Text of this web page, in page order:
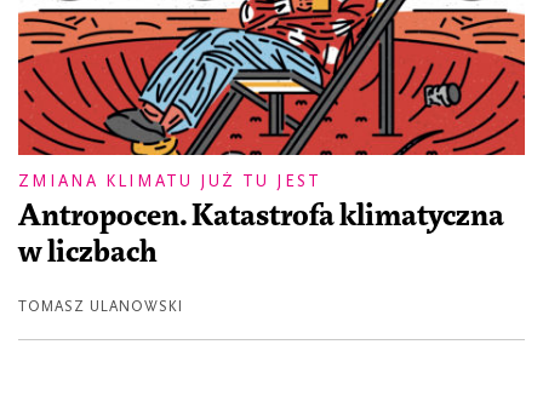
ZMIANA KLIMATU JUŻ TU JEST
Antropocen. Katastrofa klimatyczna
w liczbach
TOMASZ ULANOWSKI